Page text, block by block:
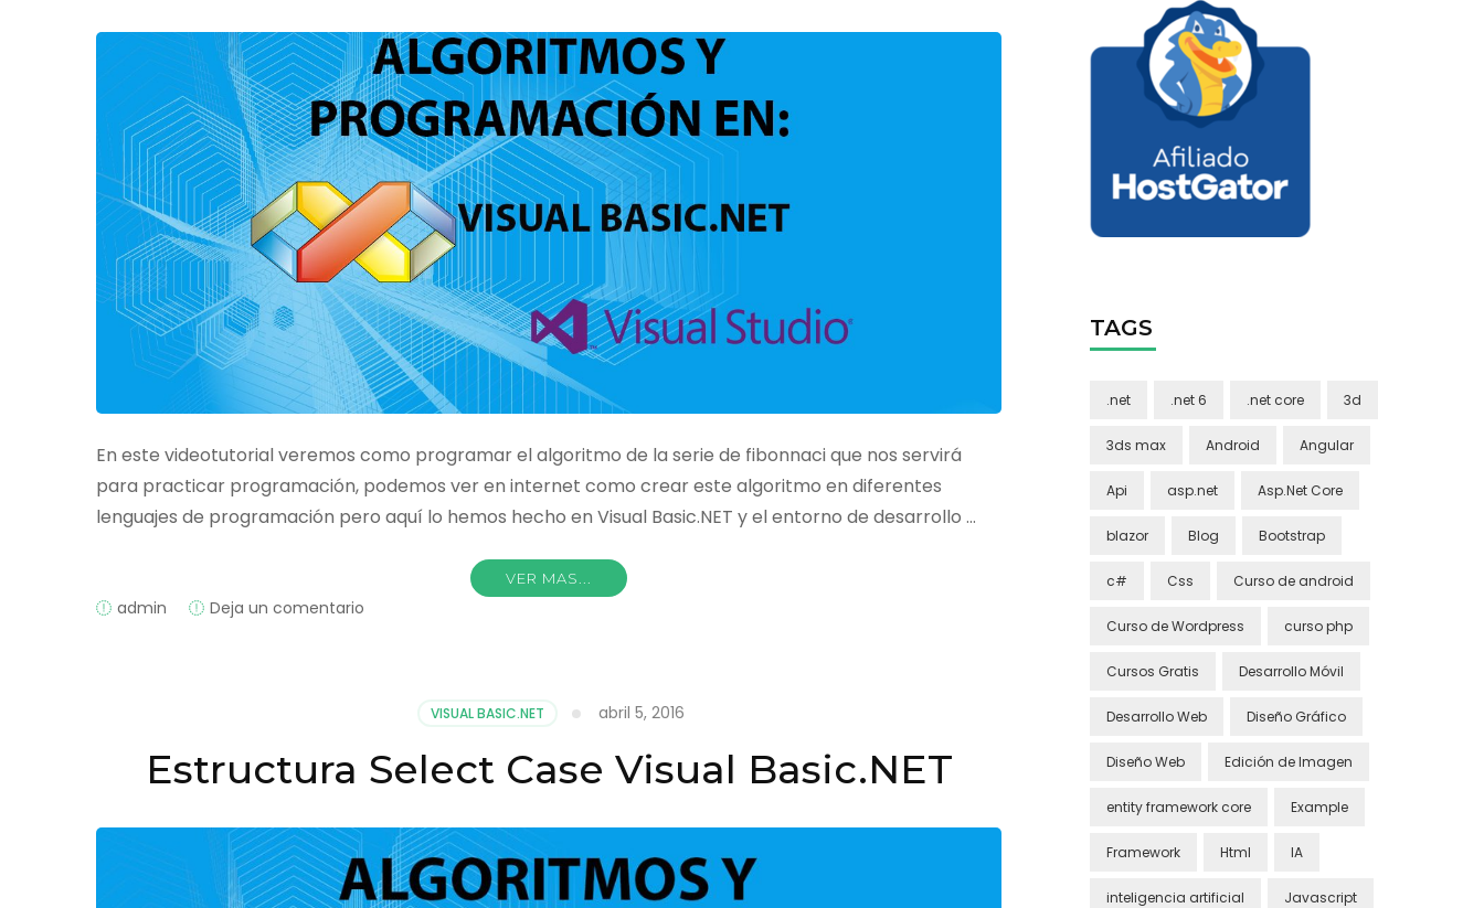
En este videotutorial veremos como programar el algoritmo de la serie de fibonnaci que nos servirá
para practicar programación, podemos ver en internet como crear este algoritmo en diferentes
lenguajes de programación pero aquí lo hemos hecho en Visual Basic.NET y el entorno de desarrollo …
VER MAS...
admin Deja un comentario
Basic.NETVISUAL BASIC.NET abril 5, 2016
Estructura Select Case Visual Basic.NET
TAGS
.net .net 6 .net core 3d
3ds max Android Angular
Api asp.net Asp.Net Core
blazor Blog Bootstrap
c# Css Curso de android
Curso de Wordpress curso php
Cursos Gratis Desarrollo Móvil
Desarrollo Web Diseño Gráfico
Diseño Web Edición de Imagen
entity framework core Example
Framework Html IA
inteligencia artificial Javascript